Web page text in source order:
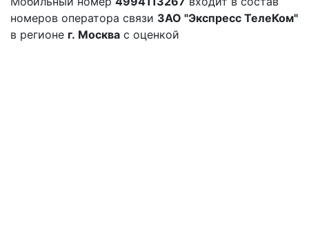
номеров оператора связи ЗАО "Экспресс ТелеКом"
в регионе г. Москва с оценкой